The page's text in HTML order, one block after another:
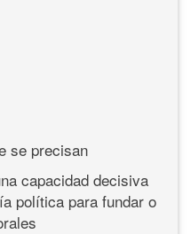
se precisan
capacidad decisiva
política para fundar o